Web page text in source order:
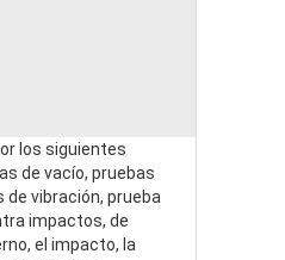
los siguientes
de vacío, pruebas
vibración, prueba
impactos, de
el impacto, la